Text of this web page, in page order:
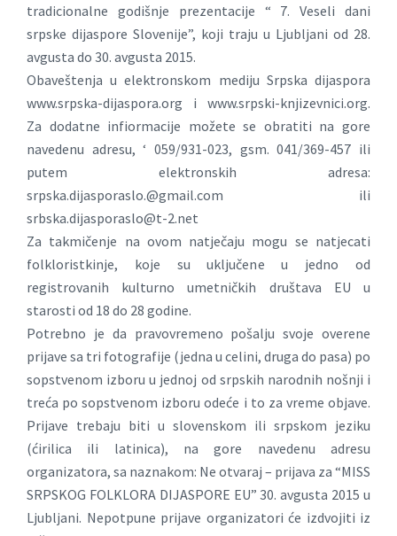
tradicionalne godišnje prezentacije “ 7. Veseli dani
srpske dijaspore Slovenije”, koji traju u Ljubljani od 28.
avgusta do 30. avgusta 2015.
Obaveštenja u elektronskom mediju Srpska dijaspora
www.srpska-dijaspora.org i www.srpski-knjizevnici.org.
Za dodatne infiormacije možete se obratiti na gore
navedenu adresu, ‘ 059/931-023, gsm. 041/369-457 ili
putem elektronskih adresa:
srpska.dijasporaslo.@gmail.com ili
srbska.dijasporaslo@t-2.net
Za takmičenje na ovom natječaju mogu se natjecati
folkloristkinje, koje su uključene u jedno od
registrovanih kulturno umetničkih društava EU u
starosti od 18 do 28 godine.
Potrebno je da pravovremeno pošalju svoje overene
prijave sa tri fotografije (jedna u celini, druga do pasa) po
sopstvenom izboru u jednoj od srpskih narodnih nošnji i
treća po sopstvenom izboru odeće i to za vreme objave.
Prijave trebaju biti u slovenskom ili srpskom jeziku
(ćirilica ili latinica), na gore navedenu adresu
organizatora, sa naznakom: Ne otvaraj – prijava za “MISS
SRPSKOG FOLKLORA DIJASPORE EU” 30. avgusta 2015 u
Ljubljani. Nepotpune prijave organizatori će izdvojiti iz